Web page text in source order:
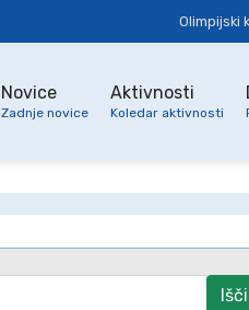
Olimpijski
Novice
Zadnje novice
Aktivnosti
Koledar aktivnosti
Išči